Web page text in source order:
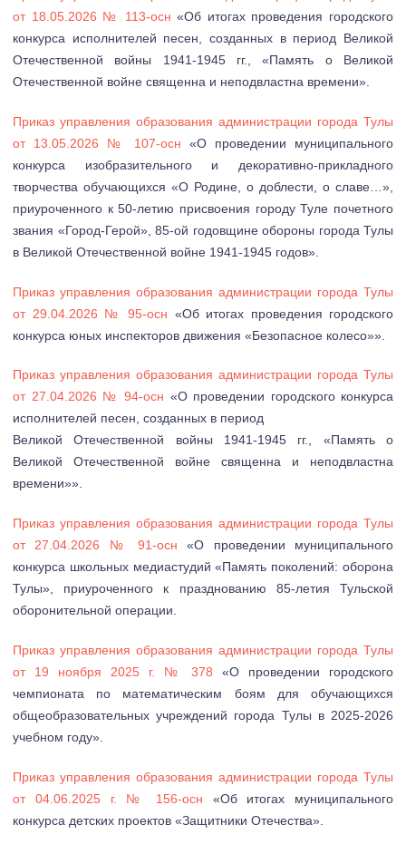
от 18.05.2026 № 113-осн «Об итогах проведения городского
конкурса исполнителей песен, созданных в период Великой
Отечественной войны 1941-1945 гг., «Память о Великой
Отечественной войне священна и неподвластна времени».
Приказ управления образования администрации города Тулы
от 13.05.2026 № 107-осн «О проведении муниципального
конкурса изобразительного и декоративно-прикладного
творчества обучающихся «О Родине, о доблести, о славе…»,
приуроченного к 50-летию присвоения городу Туле почетного
звания «Город-Герой», 85-ой годовщине обороны города Тулы
в Великой Отечественной войне 1941-1945 годов».
Приказ управления образования администрации города Тулы
от 29.04.2026 № 95-осн «Об итогах проведения городского
конкурса юных инспекторов движения «Безопасное колесо»».
Приказ управления образования администрации города Тулы
от 27.04.2026 № 94-осн «О проведении городского конкурса
исполнителей песен, созданных в период
Великой Отечественной войны 1941-1945 гг., «Память о
Великой Отечественной войне священна и неподвластна
времени»».
Приказ управления образования администрации города Тулы
от 27.04.2026 № 91-осн «О проведении муниципального
конкурса школьных медиастудий «Память поколений: оборона
Тулы», приуроченного к празднованию 85-летия Тульской
оборонительной операции.
Приказ управления образования администрации города Тулы
от 19 ноября 2025 г. № 378 «О проведении городского
чемпионата по математическим боям для обучающихся
общеобразовательных учреждений города Тулы в 2025-2026
учебном году».
Приказ управления образования администрации города Тулы
от 04.06.2025 г. № 156-осн «Об итогах муниципального
конкурса детских проектов «Защитники Отечества».